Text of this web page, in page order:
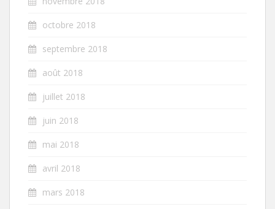
octobre 2018
septembre 2018
août 2018
juillet 2018
juin 2018
mai 2018
avril 2018
mars 2018